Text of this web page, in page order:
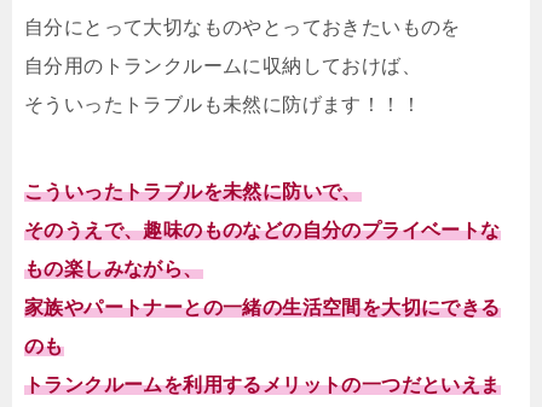
自分にとって大切なものやとっておきたいものを
自分用のトランクルームに収納しておけば、
そういったトラブルも未然に防げます！！！
こういったトラブルを未然に防いで、
そのうえで、趣味のものなどの自分のプライベートな
もの楽しみながら、
家族やパートナーとの一緒の生活空間を大切にできる
のも
トランクルームを利用するメリットの一つだといえま